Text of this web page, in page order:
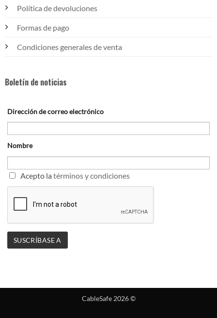
Política de devoluciones
Formas de pago
Condiciones generales de venta
Boletín de noticias
Dirección de correo electrónico
Nombre
Acepto la términos y condiciones
CableSafe 2026 ©